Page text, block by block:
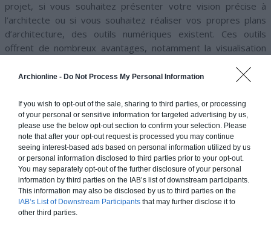
Archionline - Do Not Process My Personal Information
If you wish to opt-out of the sale, sharing to third parties, or processing
of your personal or sensitive information for targeted advertising by us,
please use the below opt-out section to confirm your selection. Please
note that after your opt-out request is processed you may continue
seeing interest-based ads based on personal information utilized by us
or personal information disclosed to third parties prior to your opt-out.
You may separately opt-out of the further disclosure of your personal
information by third parties on the IAB’s list of downstream participants.
This information may also be disclosed by us to third parties on the
IAB’s List of Downstream Participants that may further disclose it to
other third parties.
projet, si vous souhaitez présenter votre vision précise à
l’architecte ou si vous souhaitez réaliser vos propres plans
d’architecture, des outils numériques existent. Ces outils
offrent de nombreux avantages, notamment la visualisation
conception. Les logiciels de Conception Assistée par
modernes. Ils permettent de dessiner, modifier et optimiser
des plans avec une précision inégalée. Les fichiers numériques
ainsi créés peuvent être facilement partagés et envoyés aux
différents acteurs du projet. Il existe plusieurs logiciels de
CAO populaires et largement utilisés dans le domaine de
l’architecture, en voici quelques-uns :
– AutoCAD : un des logiciels les plus utilisés, AutoCAD permet